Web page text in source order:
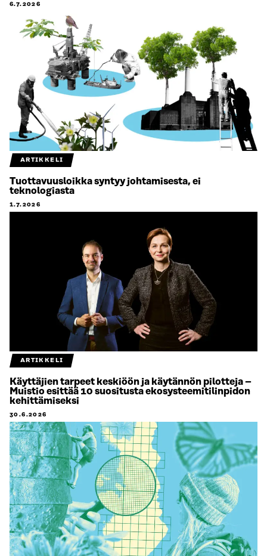
6.7.2026
ARTIKKELI
Tuottavuusloikka syntyy johtamisesta, ei
teknologiasta
1.7.2026
ARTIKKELI
Käyttäjien tarpeet keskiöön ja käytännön pilotteja –
Muistio esittää 10 suositusta ekosysteemitilinpidon
kehittämiseksi
30.6.2026